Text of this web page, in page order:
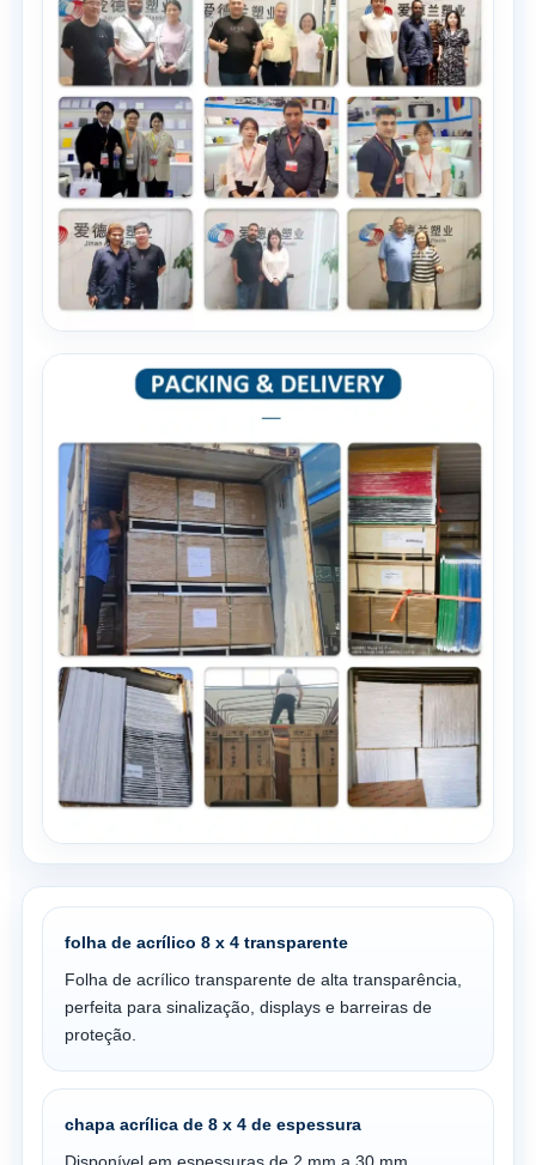
folha de acrílico 8 x 4 transparente
Folha de acrílico transparente de alta transparência,
perfeita para sinalização, displays e barreiras de
proteção.
chapa acrílica de 8 x 4 de espessura